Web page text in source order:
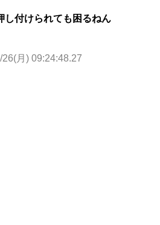
し付けられても困るねん
26(月) 09:24:48.27